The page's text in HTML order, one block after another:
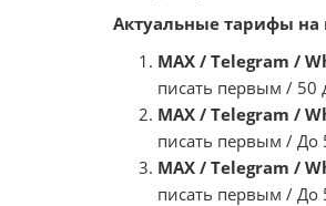
Актуальные тарифы на
MAX / Telegram /
писать первым / 50
MAX / Telegram /
писать первым / До
MAX / Telegram /
писать первым / До